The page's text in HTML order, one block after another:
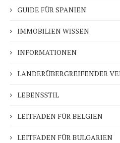
GUIDE FÜR SPANIEN
IMMOBILIEN WISSEN
INFORMATIONEN
LÄNDERÜBERGREIFENDER
LEBENSSTIL
LEITFADEN FÜR BELGIEN
LEITFADEN FÜR BULGARIEN